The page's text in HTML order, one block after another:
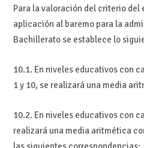
Para la valoración del criterio del
aplicación al baremo para la
Bachillerato se establece lo
10.1. En niveles educativos con
1 y 10, se realizará una media
10.2. En niveles educativos con
realizará una media aritmética